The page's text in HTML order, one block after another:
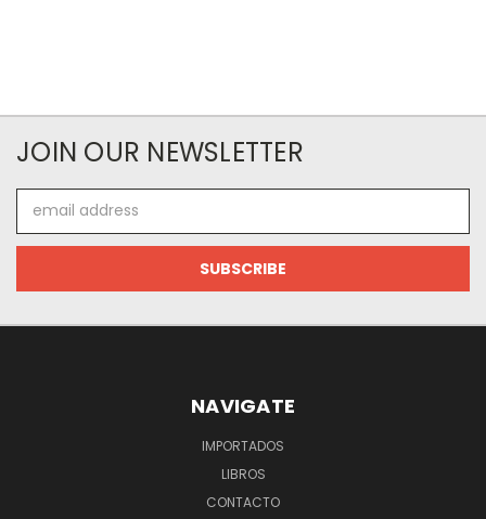
JOIN OUR NEWSLETTER
Address
NAVIGATE
IMPORTADOS
LIBROS
CONTACTO